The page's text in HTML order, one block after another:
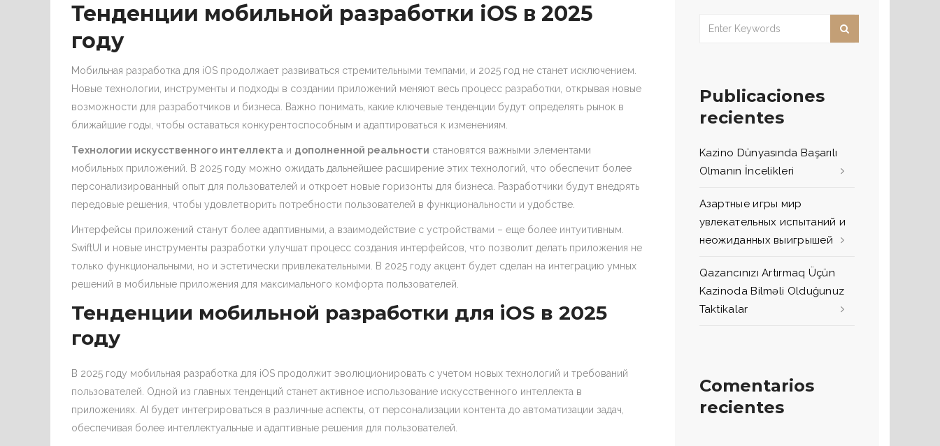
Тенденции мобильной разработки iOS в 2025
году
Мобильная разработка для iOS продолжает развиваться стремительными темпами, и 2025 год не станет исключением.
Новые технологии, инструменты и подходы в создании приложений меняют весь процесс разработки, открывая новые
возможности для разработчиков и бизнеса. Важно понимать, какие ключевые тенденции будут определять рынок в
ближайшие годы, чтобы оставаться конкурентоспособным и адаптироваться к изменениям.
Технологии искусственного интеллекта и дополненной реальности становятся важными элементами
мобильных приложений. В 2025 году можно ожидать дальнейшее расширение этих технологий, что обеспечит более
персонализированный опыт для пользователей и откроет новые горизонты для бизнеса. Разработчики будут внедрять
передовые решения, чтобы удовлетворить потребности пользователей в функциональности и удобстве.
Интерфейсы приложений станут более адаптивными, а взаимодействие с устройствами – еще более интуитивным.
SwiftUI и новые инструменты разработки улучшат процесс создания интерфейсов, что позволит делать приложения не
только функциональными, но и эстетически привлекательными. В 2025 году акцент будет сделан на интеграцию умных
решений в мобильные приложения для максимального комфорта пользователей.
Тенденции мобильной разработки для iOS в 2025
году
В 2025 году мобильная разработка для iOS продолжит эволюционировать с учетом новых технологий и требований
пользователей. Одной из главных тенденций станет активное использование искусственного интеллекта в
приложениях. AI будет интегрироваться в различные аспекты, от персонализации контента до автоматизации задач,
обеспечивая более интеллектуальные и адаптивные решения для пользователей.
Publicaciones
recientes
Kazino Dünyasında Başarılı
Olmanın İncelikleri
Азартные игры мир
увлекательных испытаний и
неожиданных выигрышей
Qazancınızı Artırmaq Üçün
Kazinoda Bilməli Olduğunuz
Taktikalar
Comentarios
recientes